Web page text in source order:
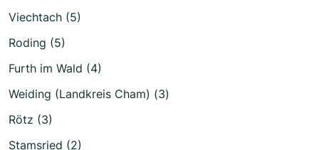
Viechtach (5)
Roding (5)
Furth im Wald (4)
Weiding (Landkreis Cham) (3)
Rötz (3)
Stamsried (2)